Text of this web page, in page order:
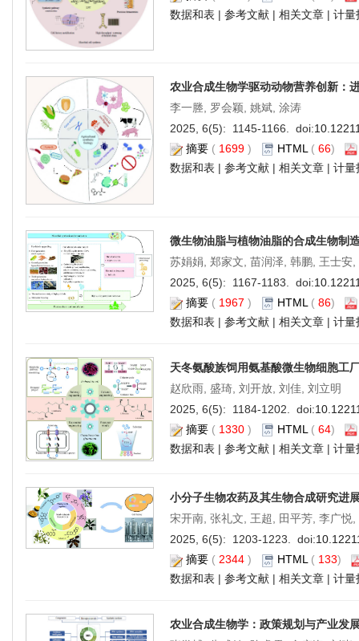
数据和表 | 参考文献 | 相关文章 | 计量
农业合成生物学驱动动物营养创新：
李一塍, 罗会颖, 姚斌, 涂涛
2025, 6(5): 1145-1166. doi:
摘要 ( 1699 ) HTML ( 66)
数据和表 | 参考文献 | 相关文章 | 计量
微生物油脂与植物油脂的合成生物制
苏娟娟, 郑家文, 苗润泽, 韩鹏, 王士安,
2025, 6(5): 1167-1183. doi:
摘要 ( 1967 ) HTML ( 86)
数据和表 | 参考文献 | 相关文章 | 计量
天冬氨酸族饲用氨基酸微生物细胞工
赵欣雨, 盛琦, 刘开放, 刘佳, 刘立明
2025, 6(5): 1184-1202. doi:
摘要 ( 1330 ) HTML ( 64)
数据和表 | 参考文献 | 相关文章 | 计量
小分子生物农药及其生物合成研究进
宋开南, 张礼文, 王超, 田平芳, 李广悦
2025, 6(5): 1203-1223. doi:
摘要 ( 2344 ) HTML( 133)
数据和表 | 参考文献 | 相关文章 | 计量
农业合成生物学：政策规划与产业发